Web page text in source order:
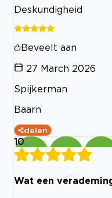
Deskundigheid
Beveelt aan
27 March 2026
Spijkerman
Baarn
delen
10
Wat een